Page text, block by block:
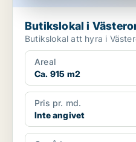
Butikslokal i
Butikslokal att hyra i
Areal
Ca. 915 m2
Pris pr. md.
Inte angivet